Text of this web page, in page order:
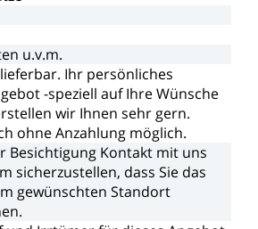
u.v.m.
lieferbar. Ihr persönliches
-speziell auf IhreWünsche
wir Ihnen sehr gern.
ohneAnzahlung möglich.
Besichtigung Kontakt mit uns
sicherzustellen, dass Sie das
gewünschten Standort